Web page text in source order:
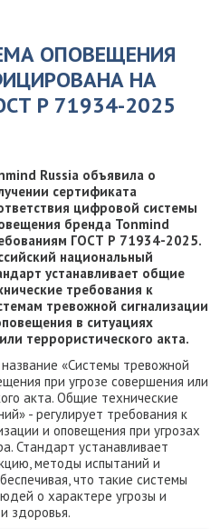
ОПОВЕЩЕНИЯ
НА
Р 71934-2025
Russia объявила о
сертификата
цифровой системы
бренда Tonmind
ГОСТ Р 71934-2025.
национальный
устанавливает общие
требования к
тревожной сигнализации
в ситуациях
террористического акта.
«Системы тревожной
при угрозе совершения или
акта. Общие технические
- регулирует требования к
и оповещения при угрозах
Стандарт устанавливает
методы испытаний и
что такие системы
о характере угрозы и
здоровья.